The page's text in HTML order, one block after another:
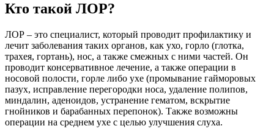
Кто такой ЛОР?
ЛОР – это специалист, который проводит профилактику и
лечит заболевания таких органов, как ухо, горло (глотка,
трахея, гортань), нос, а также смежных с ними частей. Он
проводит консервативное лечение, а также операции в
носовой полости, горле либо ухе (промывание гайморовых
пазух, исправление перегородки носа, удаление полипов,
миндалин, аденоидов, устранение гематом, вскрытие
гнойников и барабанных перепонок). Также возможны
операции на среднем ухе с целью улучшения слуха.